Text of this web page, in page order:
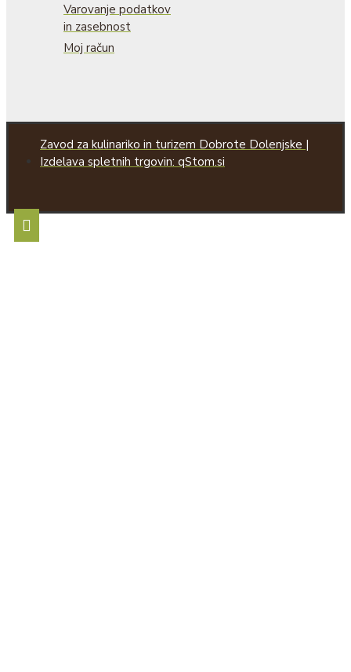
Varovanje podatkov
in zasebnost
Moj račun
Zavod za kulinariko in turizem Dobrote Dolenjske |
Izdelava spletnih trgovin: qStom.si